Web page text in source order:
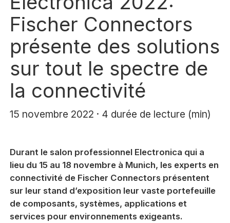
Fischer Connectors
présente des solutions
sur tout le spectre de
la connectivité
15 novembre 2022 · 4 durée de lecture (min)
Durant le salon professionnel Electronica qui a
lieu du 15 au 18 novembre à Munich, les experts en
connectivité de Fischer Connectors présentent
sur leur stand d’exposition leur vaste portefeuille
de composants, systèmes, applications et
services pour environnements exigeants.